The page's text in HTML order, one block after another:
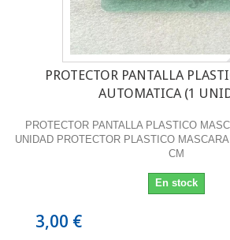
PROTECTOR PANTALLA
AUTOMATICA (1
PROTECTOR PANTALLA PLASTICO
UNIDAD PROTECTOR PLASTICO
CM
En stock
3,00 €